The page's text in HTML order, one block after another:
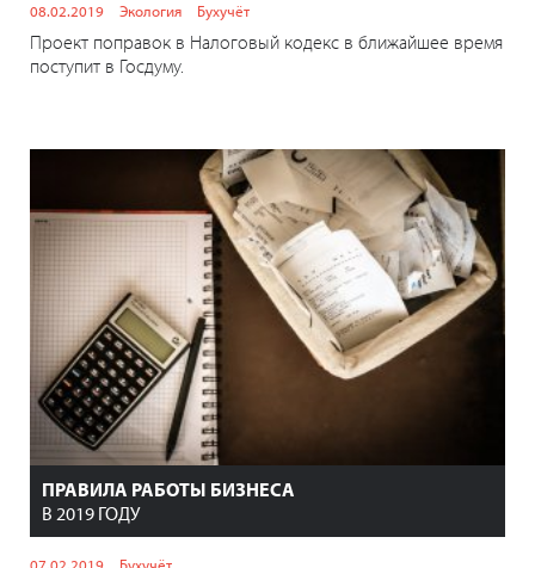
08.02.2019 Экология Бухучёт
Проект поправок в Налоговый кодекс в ближайшее время
поступит в Госдуму.
ПРАВИЛА РАБОТЫ БИЗНЕСА
В 2019 ГОДУ